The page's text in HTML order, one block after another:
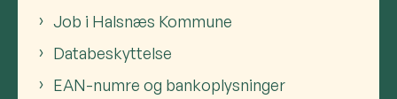
Job i Halsnæs Kommune
Databeskyttelse
EAN-numre og bankoplysninger